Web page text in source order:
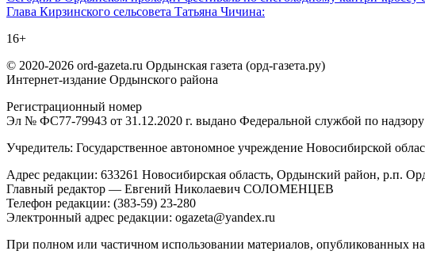
по
записям
Глава Кирзинского сельсовета Татьяна Чичина:
16+
© 2020-2026 ord-gazeta.ru Ордынская газета (орд-газета.ру)
Интернет-издание Ордынского района
Регистрационный номер
Эл № ФС77-79943 от 31.12.2020 г. выдано Федеральной службой по
Учредитель: Государственное автономное учреждение Новосибирской
Адрес редакции: 633261 Новосибирская область, Ордынский район, р.п.
Главный редактор — Евгений Николаевич СОЛОМЕНЦЕВ
Телефон редакции: (383-59) 23-280
Электронный адрес редакции: ogazeta@yandex.ru
При полном или частичном использовании материалов, опубликованных на